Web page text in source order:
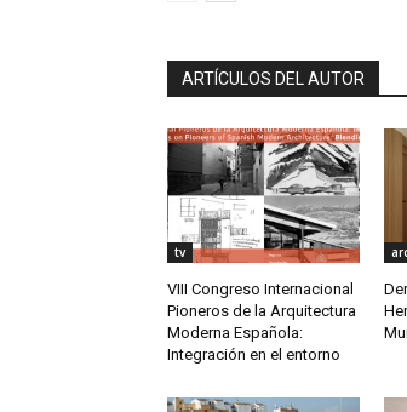
ARTÍCULOS DEL AUTOR
tv
VIII Congreso Internacional
Pioneros de la Arquitectura
Moderna Española:
Integración en el entorno